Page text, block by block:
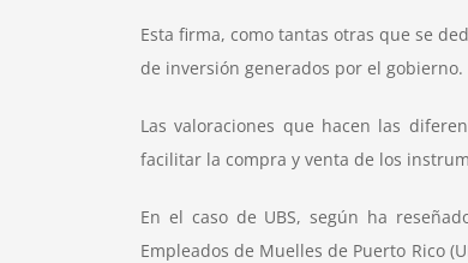
Esta firma, como tantas otras que se
de inversión generados por el gobierno.
Las valoraciones que hacen las
facilitar la compra y venta de los
En el caso de UBS, según ha
Empleados de Muelles de Puerto Rico